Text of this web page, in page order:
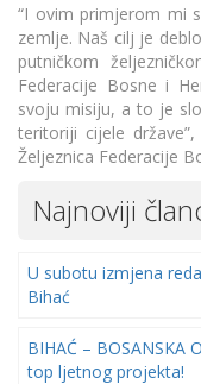
“I ovim primjerom mi
zemlje. Naš cilj je
putničkom
Federacije Bosne i
svoju misiju, a to je
teritoriji cijele
Željeznica Federacije
Najnoviji
U subotu izmjena
Bihać
BIHAĆ – BOSANSKA
top ljetnog projekta!